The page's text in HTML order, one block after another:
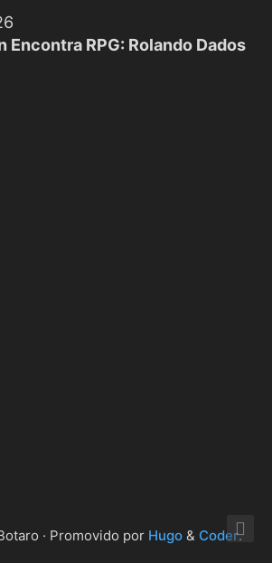
Encontra RPG: Rolando Dados
· Promovido por Hugo & Coder.